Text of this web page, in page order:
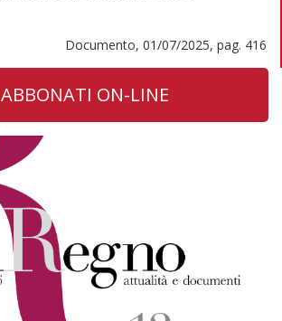
Documento, 01/07/2025, pag. 416
ABBONATI ON-LINE